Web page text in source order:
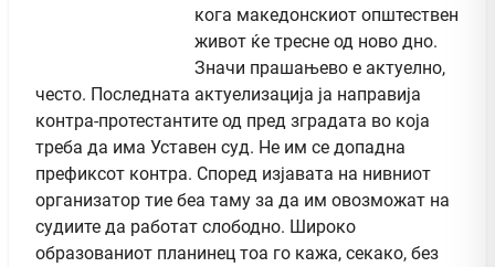
кога македонскиот општествен
живот ќе тресне од ново дно.
Значи прашањево е актуелно,
често. Последната актуелизација ја направија
контра-протестантите од пред зградата во која
треба да има Уставен суд. Не им се допадна
префиксот контра. Според изјавата на нивниот
организатор тие беа таму за да им овозможат на
судиите да работат слободно. Широко
образованиот планинец тоа го кажа, секако, без